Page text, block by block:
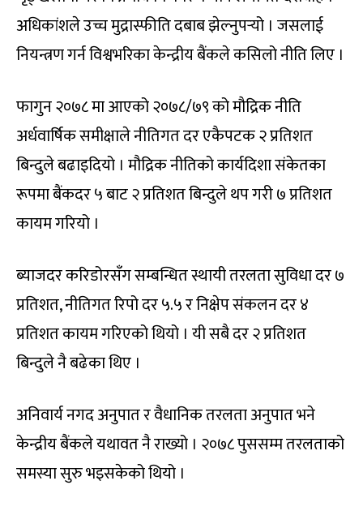
अधिकांशले उच्च मुद्रास्फीति दबाब झेल्नुपर्‍यो । जसलाई
नियन्त्रण गर्न विश्वभरिका केन्द्रीय बैंकले कसिलो नीति लिए ।
फागुन २०७८ मा आएको २०७८/७९ को मौद्रिक नीति
अर्धवार्षिक समीक्षाले नीतिगत दर एकैपटक २ प्रतिशत
बिन्दुले बढाइदियो । मौद्रिक नीतिको कार्यदिशा संकेतका
रूपमा बैंकदर ५ बाट २ प्रतिशत बिन्दुले थप गरी ७ प्रतिशत
कायम गरियो ।
ब्याजदर करिडोरसँग सम्बन्धित स्थायी तरलता सुविधा दर ७
प्रतिशत, नीतिगत रिपो दर ५.५ र निक्षेप संकलन दर ४
प्रतिशत कायम गरिएको थियो । यी सबै दर २ प्रतिशत
बिन्दुले नै बढेका थिए ।
अनिवार्य नगद अनुपात र वैधानिक तरलता अनुपात भने
केन्द्रीय बैंकले यथावत नै राख्यो । २०७८ पुससम्म तरलताको
समस्या सुरु भइसकेको थियो ।